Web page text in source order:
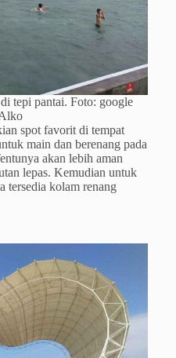
tepi pantai. Foto: google
spot favorit di tempat
main dan berenang pada
akan lebih aman
lepas. Kemudian untuk
tersedia kolam renang